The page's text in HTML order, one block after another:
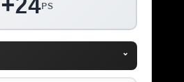
+24PS
⌄